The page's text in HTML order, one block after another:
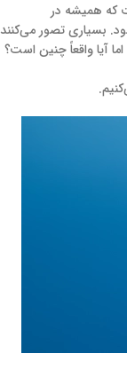
که همیشه در
بسیاری تصور می‌کنند
آیا واقعاً چنین است؟